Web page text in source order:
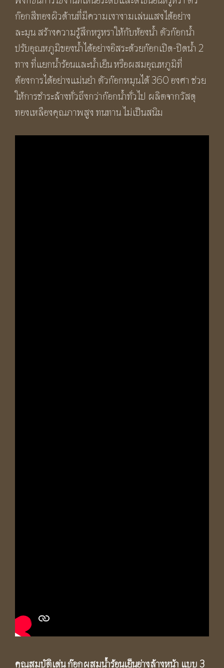
ก๊อกสีทองผิวด้านที่มีความเงางามเล่นแสงได้อย่าง
ละมุน สร้างความรู้สึกหรูหราให้กับห้องน้ำ ตัวก๊อกน้ำ
ปรับอุณหภูมิของน้ำได้อย่างอิสระด้วยก๊อกเปิด-ปิดน้ำ 2
ทาง ที่แยกน้ำร้อนและน้ำเย็น หรือผสมอุณหภูมิที่
ต้องการได้อย่างแม่นยำ ตัวก๊อกหมุนได้ 360 องศา ช่วย
ให้การชำระล้างทั่วถึงกว่าก๊อกน้ำทั่วไป ผลิตจากวัสดุ
ทองเหลืองคุณภาพสูง ทนทาน ไม่เป็นสนิม
คุณสมบัติเด่น ก๊อกผสมน้ำร้อนเย็นอ่างล้างหน้า แบบ 3